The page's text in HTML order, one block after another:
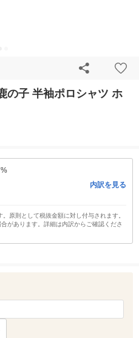
の子 半袖ポロシャツ ホ
内訳を見る
原則として税抜金額に対し付与されます。
があります。詳細は内訳からご確認くださ